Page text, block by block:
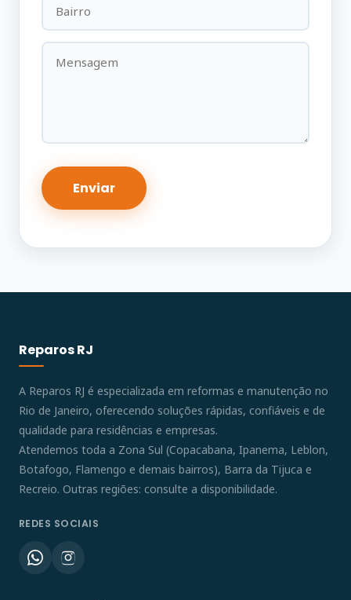
Reparos RJ
A Reparos RJ é especializada em reformas e manutenção no
Rio de Janeiro, oferecendo soluções rápidas, confiáveis e de
qualidade para residências e empresas.
Atendemos toda a Zona Sul (Copacabana, Ipanema, Leblon,
Botafogo, Flamengo e demais bairros), Barra da Tijuca e
Recreio. Outras regiões: consulte a disponibilidade.
REDES SOCIAIS